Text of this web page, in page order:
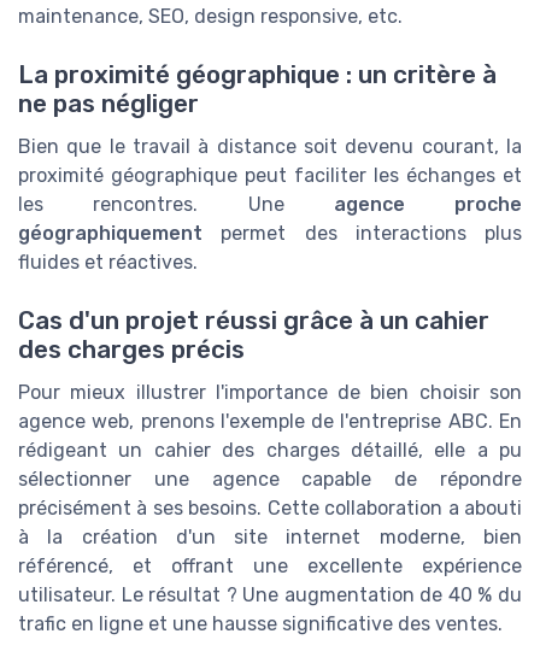
maintenance, SEO, design responsive, etc.
La proximité géographique : un critère à
ne pas négliger
Bien que le travail à distance soit devenu courant, la
proximité géographique peut faciliter les échanges et
les rencontres. Une agence proche
géographiquement permet des interactions plus
fluides et réactives.
Cas d'un projet réussi grâce à un cahier
des charges précis
Pour mieux illustrer l'importance de bien choisir son
agence web, prenons l'exemple de l'entreprise ABC. En
rédigeant un cahier des charges détaillé, elle a pu
sélectionner une agence capable de répondre
précisément à ses besoins. Cette collaboration a abouti
à la création d'un site internet moderne, bien
référencé, et offrant une excellente expérience
utilisateur. Le résultat ? Une augmentation de 40 % du
trafic en ligne et une hausse significative des ventes.